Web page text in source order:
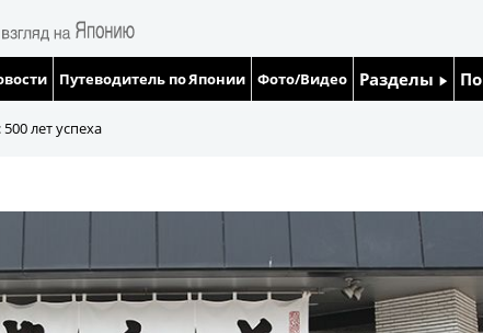
Путеводитель по Японии Фото/Видео Разделы
Политика
Экономика
лет успеха